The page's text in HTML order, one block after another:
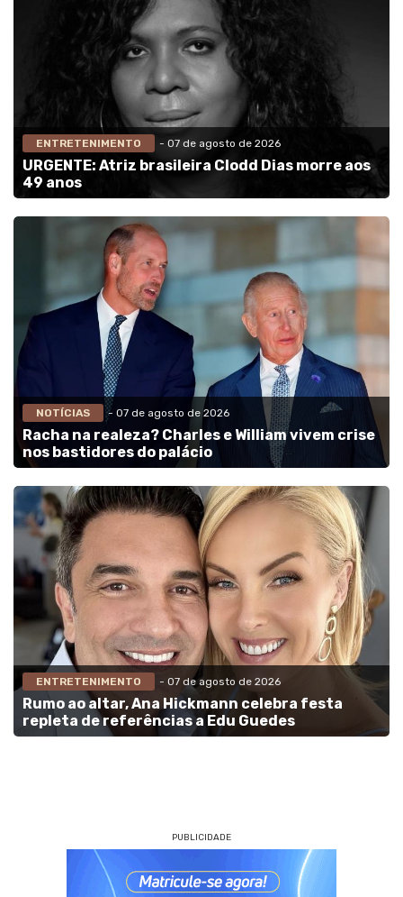
ENTRETENIMENTO - 07 de agosto de 2026
URGENTE: Atriz brasileira Clodd Dias morre aos
49 anos
NOTÍCIAS - 07 de agosto de 2026
Racha na realeza? Charles e William vivem crise
nos bastidores do palácio
ENTRETENIMENTO - 07 de agosto de 2026
Rumo ao altar, Ana Hickmann celebra festa
repleta de referências a Edu Guedes
PUBLICIDADE